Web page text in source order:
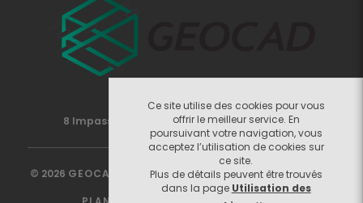
8 Impasse du 24 Août 1944 - 69960 CORBAS
06 62 14 97 33
© 2026 GEOCAD CRÉATION DE SITE INTERNETSERCO
POINT WEB
Ce site utilise des cookies pour vous
offrir le meilleur service. En
poursuivant votre navigation, vous
acceptez l’utilisation de cookies sur
ce site.
Plus de détails peuvent être trouvés
dans la page Utilisation des